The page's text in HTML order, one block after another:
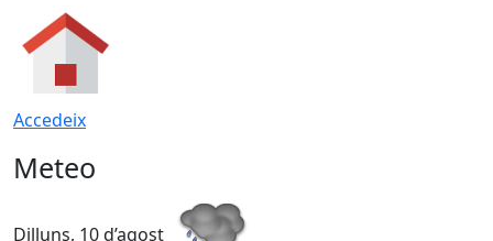
Accedeix
Meteo
Dilluns, 10 d’agost